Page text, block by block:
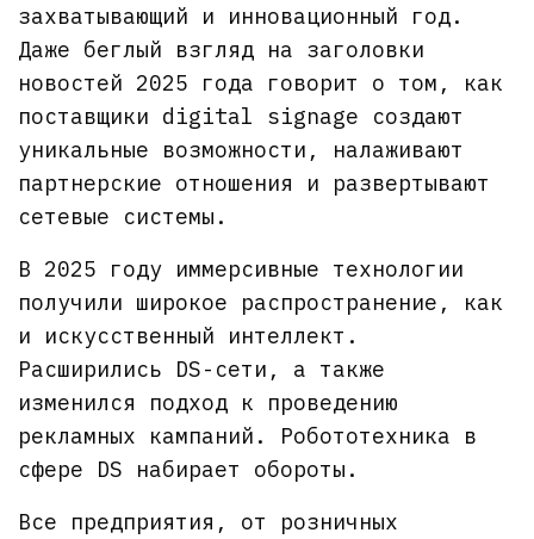
захватывающий и инновационный год.
Даже беглый взгляд на заголовки
новостей 2025 года говорит о том, как
поставщики digital signage создают
уникальные возможности, налаживают
партнерские отношения и развертывают
сетевые системы.
В 2025 году иммерсивные технологии
получили широкое распространение, как
и искусственный интеллект.
Расширились DS-сети, а также
изменился подход к проведению
рекламных кампаний. Робототехника в
сфере DS набирает обороты.
Все предприятия, от розничных